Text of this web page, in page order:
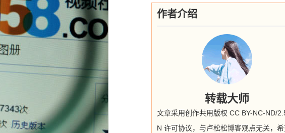
作者介绍
转载大师
文章采用创作共用版权 CC BY-NC-ND/
N 许可协议，与卢松松博客观点无关，